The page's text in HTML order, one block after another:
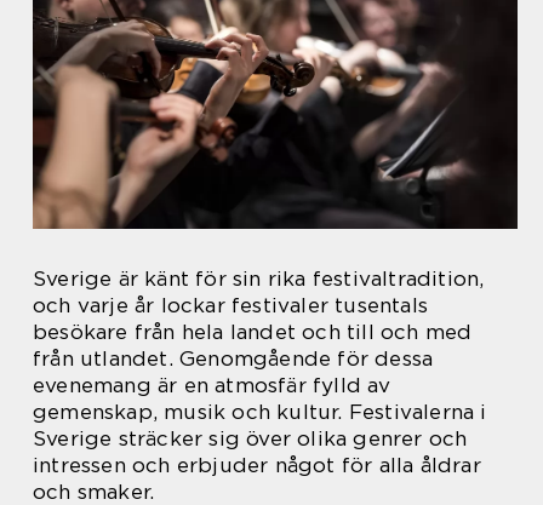
Sverige är känt för sin rika festivaltradition,
och varje år lockar festivaler tusentals
besökare från hela landet och till och med
från utlandet. Genomgående för dessa
evenemang är en atmosfär fylld av
gemenskap, musik och kultur. Festivalerna i
Sverige sträcker sig över olika genrer och
intressen och erbjuder något för alla åldrar
och smaker.